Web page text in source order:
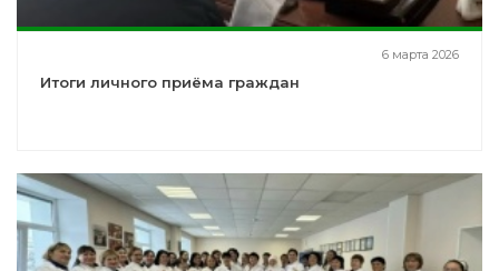
6 марта 2026
Итоги личного приёма граждан